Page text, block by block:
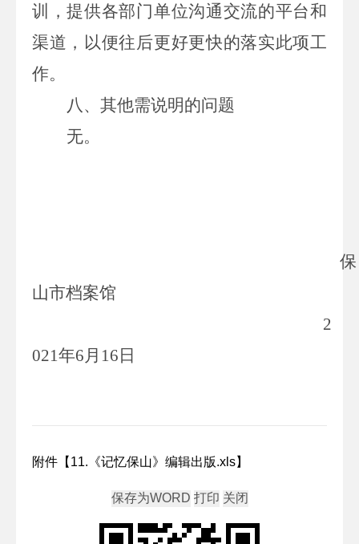
训，提供各部门单位沟通交流的平台和
渠道， 以便往后更好更快的落实此项工
作。
八、 其他需说明的问题
无。
保
山市档案馆
2
021年6月 16 日
附件【 11.《记忆保山》编辑出版.xls】